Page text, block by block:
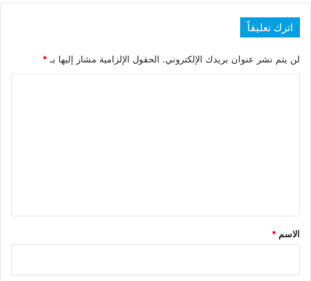
اترك تعليقاً
لن يتم نشر عنوان بريدك الإلكتروني. الحقول الإلزامية مشار إليها بـ *
*
الاسم *